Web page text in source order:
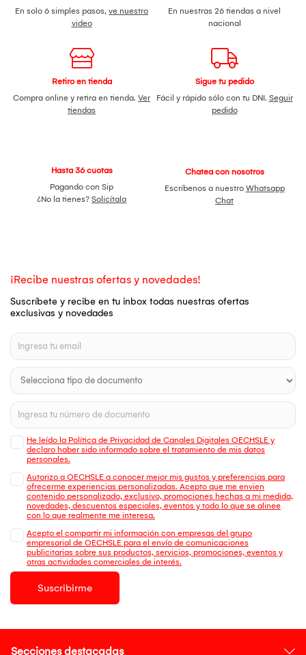
En solo 6 simples pasos, ve nuestro
video
En nuestras 26 tiendas a nivel
nacional
Retiro en tienda
Compra online y retira en tienda. Ver
tiendas
Sigue tu pedido
Fácil y rápido sólo con tu DNI. Seguir
pedido
Hasta 36 cuotas
Pagando con Sip
¿No la tienes? Solicítala
Chatea con nosotros
Escríbenos a nuestro Whatsapp
Chat
¡Recibe nuestras ofertas y novedades!
Suscríbete y recibe en tu inbox todas nuestras ofertas
exclusivas y novedades
He leído la Política de Privacidad de Canales Digitales OECHSLE y
declaro haber sido informado sobre el tratamiento de mis datos
personales.
Autorizo a OECHSLE a conocer mejor mis gustos y preferencias para
ofrecerme experiencias personalizadas. Acepto que me envien
contenido personalizado, exclusivo, promociones hechas a mi medida,
novedades, descuentos especiales, eventos y todo lo que se alinee
con lo que realmente me interesa.
Acepto el compartir mi información con empresas del grupo
empresarial de OECHSLE para el envío de comunicaciones
publicitarias sobre sus productos, servicios, promociones, eventos y
otras actividades comerciales de interés.
Suscribirme
Secciones destacadas